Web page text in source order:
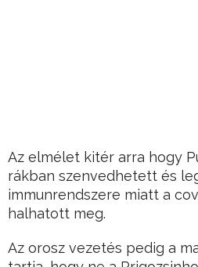
Az elmélet kitér arra hogy
rákban szenvedhetett és
immunrendszere miatt a
halhatott meg.
Az orosz vezetés pedig a